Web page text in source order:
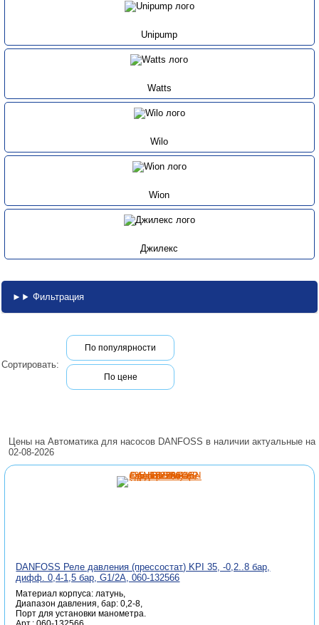
Unipump
Watts
Wilo
Wion
Джилекс
Фильтрация
Сортировать:
По популярности
По цене
Цены на Автоматика для насосов DANFOSS в наличии актуальные на
02-08-2026
DANFOSS Реле давления (прессостат) KPI 35, -0,2..8 бар,
дифф. 0,4-1,5 бар, G1/2A, 060-132566
Материал корпуса: латунь,
Диапазон давления, бар: 0,2-8,
Порт для установки манометра.